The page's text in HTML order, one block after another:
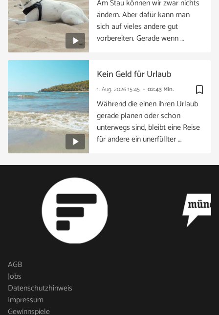
Am Stau können wir zwar nichts
ändern. Aber dafür kann man
sich auf vieles andere gut
vorbereiten. Gerade wenn …
bookmark_border
1. Aug. 202615:45 02:43 Min.
Kein Geld für Urlaub
Während die einen ihren Urlaub
gerade planen oder schon
unterwegs sind, bleibt eine Reise
für andere ein unerfüllter …
AGB
Jobs
Datenschutzhinweis
Impressum
Gewinnspiele